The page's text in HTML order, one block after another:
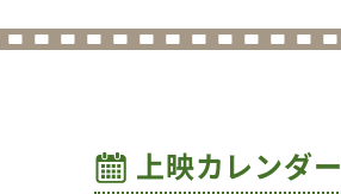
上映カレンダー